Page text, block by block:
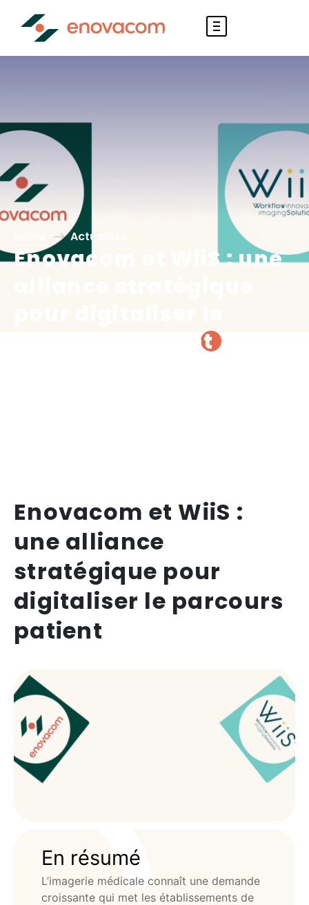
Actualités
Enovacom et WiiS : une
parcours patient
Enovacom et WiiS :
une alliance
stratégique pour
digitaliser le parcours
patient
En résumé
L’imagerie médicale connaît une demande
croissante qui met les établissements de